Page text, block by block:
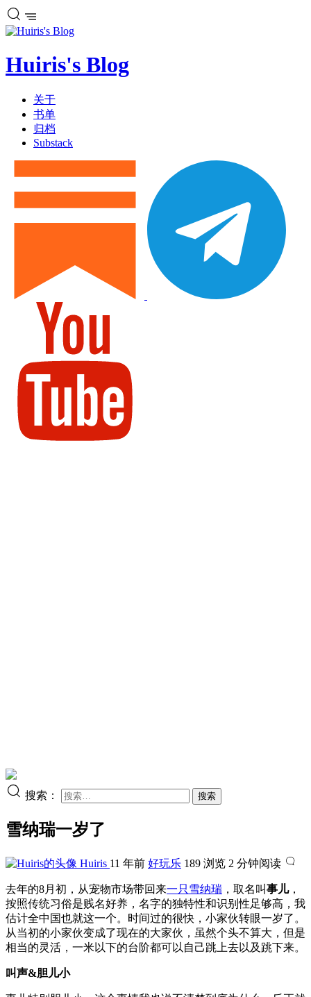
Huiris's Blog
关于
书单
归档
Substack
搜索：
雪纳瑞一岁了
Huiris 11 年前 好玩乐 189 浏览 2 分钟阅读
去年的8月初，从宠物市场带回来一只雪纳瑞 ，取名叫事儿，
按照传统习俗是贱名好养，名字的独特性和识别性足够高，我
估计全中国也就这一个。时间过的很快，小家伙转眼一岁了。
从当初的小家伙变成了现在的大家伙，虽然个头不算大，但是
相当的灵活，一米以下的台阶都可以自己跳上去以及跳下来。
叫声&胆儿小